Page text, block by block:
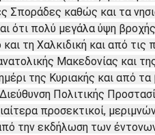
Σποράδες καθώς και τα
ότι πολύ μεγάλα ύψη
τη Χαλκιδική και από
Μακεδονίας και
της Κυριακής και από
Πολιτικής
προσεκτικοί,
την εκδήλωση των